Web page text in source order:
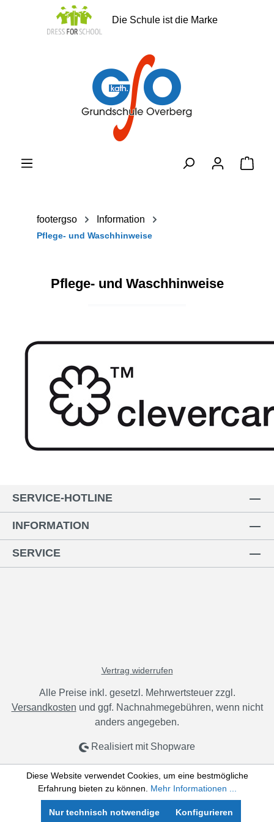
springen
Die Schule ist die Marke
footergso Information
Pflege- und Waschhinweise
Pflege- und Waschhinweise
SERVICE-HOTLINE
INFORMATION
SERVICE
Vertrag widerrufen
Alle Preise inkl. gesetzl. Mehrwertsteuer zzgl.
Versandkosten und ggf. Nachnahmegebühren, wenn nicht
anders angegeben.
Realisiert mit Shopware
Diese Website verwendet Cookies, um eine bestmögliche
Erfahrung bieten zu können. Mehr Informationen ...
Nur technisch notwendige Konfigurieren